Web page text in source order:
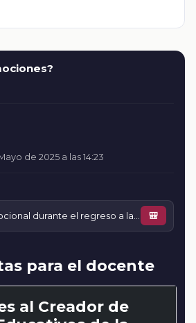
de 2025 a las 14:23
🎒
para el docente
al Creador de